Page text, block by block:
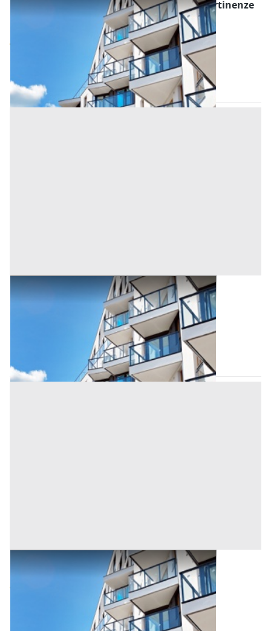
Asta Appartamento al piano primo con pertinenze
seminterrate
(Padova)
45.000 € 60.000 €
7641a49a
Asta chiusa
Appartamento all'asta a Padova
(Padova)
205.000 €
AI3456877
Appartamento all'asta a Padova
(Padova)
75.000 € 100.000 €
AI3497944